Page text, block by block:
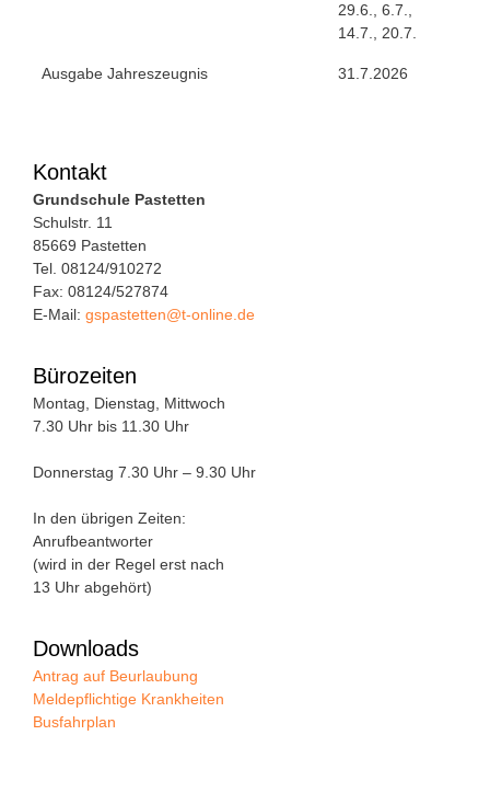
29.6., 6.7.,
14.7., 20.7.
Ausgabe Jahreszeugnis 31.7.2026
Kontakt
Grundschule Pastetten
Schulstr. 11
85669 Pastetten
Tel. 08124/910272
Fax: 08124/527874
E-Mail: gspastetten@t-online.de
Bürozeiten
Montag, Dienstag, Mittwoch
7.30 Uhr bis 11.30 Uhr
Donnerstag 7.30 Uhr – 9.30 Uhr
In den übrigen Zeiten:
Anrufbeantworter
(wird in der Regel erst nach
13 Uhr abgehört)
Downloads
Antrag auf Beurlaubung
Meldepflichtige Krankheiten
Busfahrplan